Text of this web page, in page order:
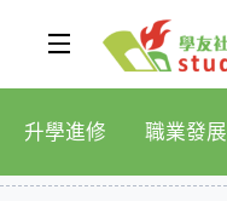
升學進修 職業發展